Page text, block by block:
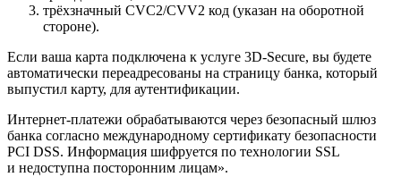
трёхзначный CVC2/CVV2 код (указан на оборотной
стороне).
Если ваша карта подключена к услуге 3D-Secure, вы будете
автоматически переадресованы на страницу банка, который
выпустил карту, для аутентификации.
Интернет-платежи обрабатываются через безопасный шлюз
банка согласно международному сертификату безопасности
PCI DSS. Информация шифруется по технологии SSL
и недоступна посторонним лицам».